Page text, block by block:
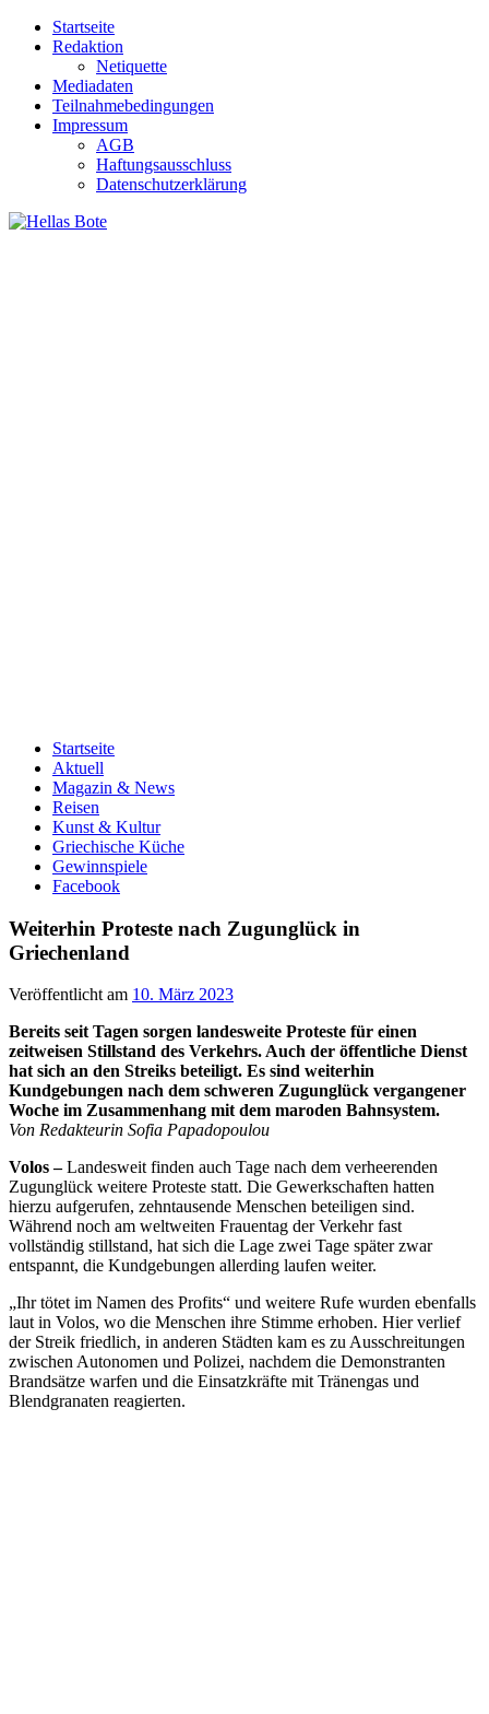
Zum
Inhalt
Startseite
Redaktion
Netiquette
Mediadaten
Teilnahmebedingungen
Impressum
AGB
Haftungsausschluss
Datenschutzerklärung
Startseite
Aktuell
Magazin & News
Reisen
Kunst & Kultur
Griechische Küche
Gewinnspiele
Facebook
Weiterhin Proteste nach Zugunglück in
Griechenland
Veröffentlicht am 10. März 2023
Bereits seit Tagen sorgen landesweite Proteste für einen
zeitweisen Stillstand des Verkehrs. Auch der öffentliche Dienst
hat sich an den Streiks beteiligt. Es sind weiterhin
Kundgebungen nach dem schweren Zugunglück vergangener
Woche im Zusammenhang mit dem maroden Bahnsystem.
Von Redakteurin Sofia Papadopoulou
Volos –Landesweit finden auch Tage nach dem verheerenden
Zugunglück weitere Proteste statt. Die Gewerkschaften hatten
hierzu aufgerufen, zehntausende Menschen beteiligen sind.
Während noch am weltweiten Frauentag der Verkehr fast
vollständig stillstand, hat sich die Lage zwei Tage später zwar
entspannt, die Kundgebungen allerding laufen weiter.
„Ihr tötet im Namen des Profits“ und weitere Rufe wurden ebenfalls
laut in Volos, wo die Menschen ihre Stimme erhoben. Hier verlief
der Streik friedlich, in anderen Städten kam es zu Ausschreitungen
zwischen Autonomen und Polizei, nachdem die Demonstranten
Brandsätze warfen und die Einsatzkräfte mit Tränengas und
Blendgranaten reagierten.